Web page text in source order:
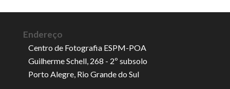
Endereço
Centro de Fotografia ESPM-POA
Guilherme Schell, 268 - 2º subsolo
Porto Alegre, Rio Grande do Sul